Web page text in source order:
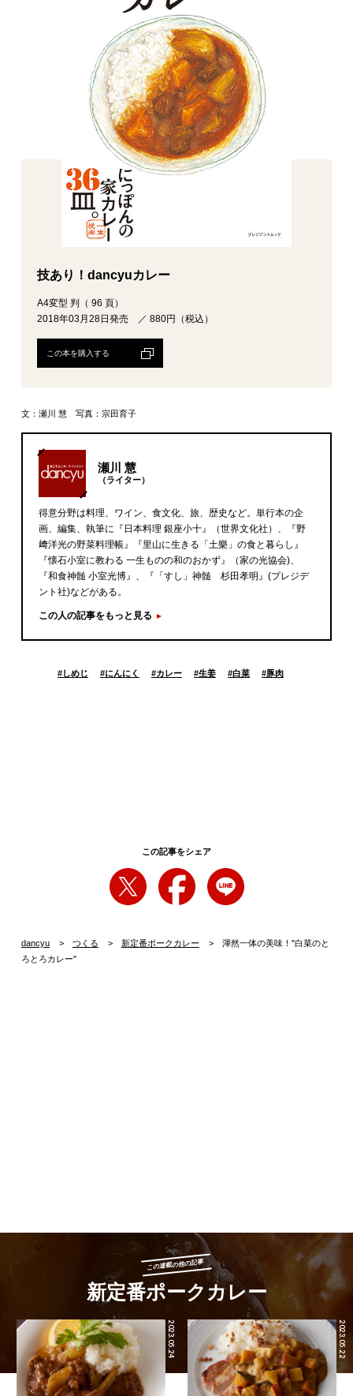
技あり！dancyuカレー
A4変型 判（ 96 頁）
2018年03月28日発売 ／ 880円（税込）
この本を購入する
文：瀬川 慧 写真：宗田育子
瀬川 慧
（ライター）
得意分野は料理、ワイン、食文化、旅、歴史など。単行本の企
画、編集、執筆に『日本料理 銀座小十』（世界文化社）、『野
﨑洋光の野菜料理帳』『里山に生きる「土樂」の食と暮らし』
『懐石小室に教わる 一生ものの和のおかず』（家の光協会)、
『和食神髄 小室光博』、『「すし」神髄 杉田孝明』(プレジデ
ント社)などがある。
この人の記事をもっと見る
#しめじ #にんにく #カレー #生姜 #白菜 #豚肉
この記事をシェア
dancyu つくる 新定番ポークカレー
渾然一体の美味！"白菜のと
ろとろカレー"
この連載の他の記事
新定番ポークカレー
2023.05.24 2023.05.22